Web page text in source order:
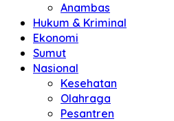
Anambas
Hukum & Kriminal
Ekonomi
Sumut
Nasional
Kesehatan
Olahraga
Pesantren